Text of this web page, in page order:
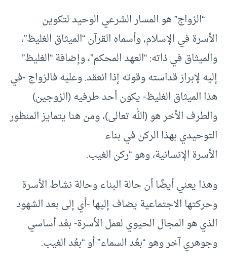
“الزواج” هو المسار الشرعي الوحيد لتكوين
الأسرة في الإسلام, وأسماه القرآن “الميثاق الغليظ”،
والميثاق في ذاته: “العهد المحكم”، وإضافة “الغليظ”
إليه لإبراز قداسته وقوته إذا انعقد. وعليه فالزواج -في
هذا الميثاق الغليظ- يكون أحد طرفيه (الزوجين)
والطرف الأخر هو (الله تعالى)، ومن هنا يتمايز المنظور
التوحيدي بهذا الركن في بناء
الأسرة الإنسانية، وهو “ركن الغيب.
وهذا يعني أيضًا أن حالة البناء وحالة نشاط الأسرة
وحركتها الاجتماعية يضاف إليها -أي إلى بعد الشهود
الذي هو المجال الحيوي لعمل الأسرة- بعُد أساسي
وجوهري آخر وهو “بعُد السماء” أو “بعُد الغيب.